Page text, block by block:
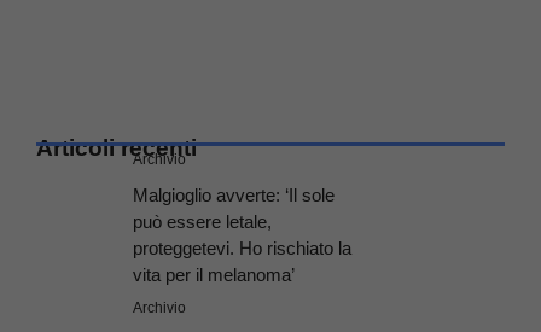
Articoli recenti
Archivio
Malgioglio avverte: ‘Il sole
può essere letale,
proteggetevi. Ho rischiato la
vita per il melanoma’
Archivio